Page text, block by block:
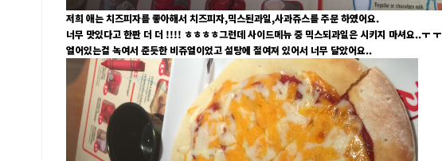
저희 애는 치즈피자를 좋아해서 치즈피자,믹스된과일,사과쥬스를 주문 하였어요.
너무 맛있다고 한판 더 더 !!!! ㅎㅎㅎㅎ그런데 사이드메뉴 중 믹스되과일은 시키지 마셔요..ㅜ ㅜ
얼어있는걸 녹여서 준듯한 비쥬얼이었고 설탕에 절여져 있어서 너무 달았어요..